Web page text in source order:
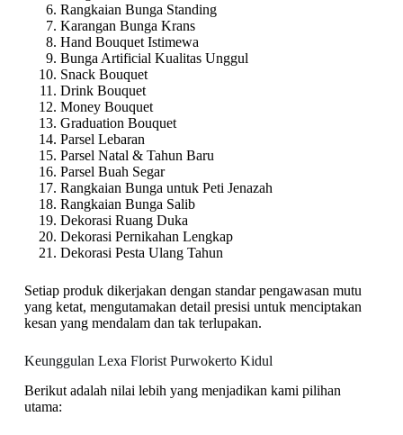
Rangkaian Bunga Standing
Karangan Bunga Krans
Hand Bouquet Istimewa
Bunga Artificial Kualitas Unggul
Snack Bouquet
Drink Bouquet
Money Bouquet
Graduation Bouquet
Parsel Lebaran
Parsel Natal & Tahun Baru
Parsel Buah Segar
Rangkaian Bunga untuk Peti Jenazah
Rangkaian Bunga Salib
Dekorasi Ruang Duka
Dekorasi Pernikahan Lengkap
Dekorasi Pesta Ulang Tahun
Setiap produk dikerjakan dengan standar pengawasan mutu
yang ketat, mengutamakan detail presisi untuk menciptakan
kesan yang mendalam dan tak terlupakan.
Keunggulan Lexa Florist Purwokerto Kidul
Berikut adalah nilai lebih yang menjadikan kami pilihan
utama: